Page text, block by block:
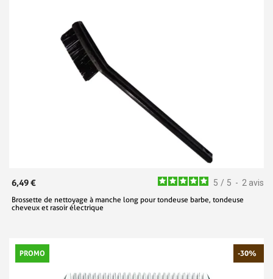
5 / 5 - 2 avis
6,49 €
Brossette de nettoyage à manche long pour tondeuse barbe, tondeuse
cheveux et rasoir électrique
PROMO -30%